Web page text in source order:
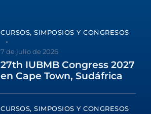
CURSOS, SIMPOSIOS Y CONGRESOS
7 de julio de 2026
27th IUBMB Congress 2027
en Cape Town, Sudáfrica
CURSOS, SIMPOSIOS Y CONGRESOS